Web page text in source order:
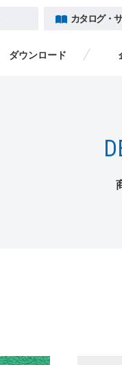
カタログ・
ダウンロード
海外